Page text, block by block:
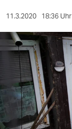
sport
berlin
nord
wahrheit
11.3.2020 18:36 Uhr